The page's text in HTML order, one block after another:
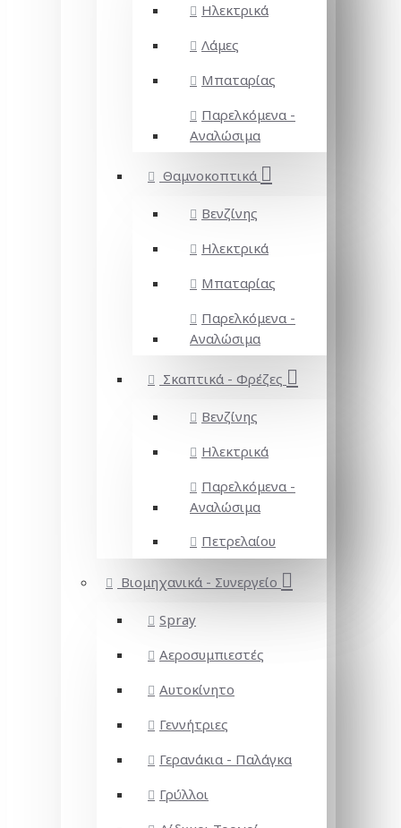
Ηλεκτρικά
Λάμες
Μπαταρίας
Παρελκόμενα -
Αναλώσιμα
Θαμνοκοπτικά
Βενζίνης
Ηλεκτρικά
Μπαταρίας
Παρελκόμενα -
Αναλώσιμα
Σκαπτικά - Φρέζες
Βενζίνης
Ηλεκτρικά
Παρελκόμενα -
Αναλώσιμα
Πετρελαίου
Βιομηχανικά - Συνεργείο
Spray
Αεροσυμπιεστές
Αυτοκίνητο
Γεννήτριες
Γερανάκια - Παλάγκα
Γρύλλοι